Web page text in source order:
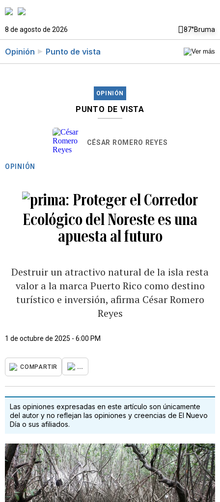
8 de agosto de 2026 87°Bruma
Opinión Punto de vista
OPINIÓN
PUNTO DE VISTA
CÉSAR ROMERO REYES
OPINIÓN
Proteger el Corredor
Ecológico del Noreste es una
apuesta al futuro
Destruir un atractivo natural de la isla resta
valor a la marca Puerto Rico como destino
turístico e inversión, afirma César Romero
Reyes
1 de octubre de 2025 - 6:00 PM
COMPARTIR ...
Las opiniones expresadas en este artículo son únicamente
del autor y no reflejan las opiniones y creencias de El Nuevo
Día o sus afiliados.